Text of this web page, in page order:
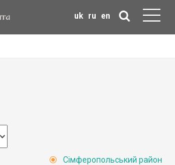
uk ru en
Сімферопольський район